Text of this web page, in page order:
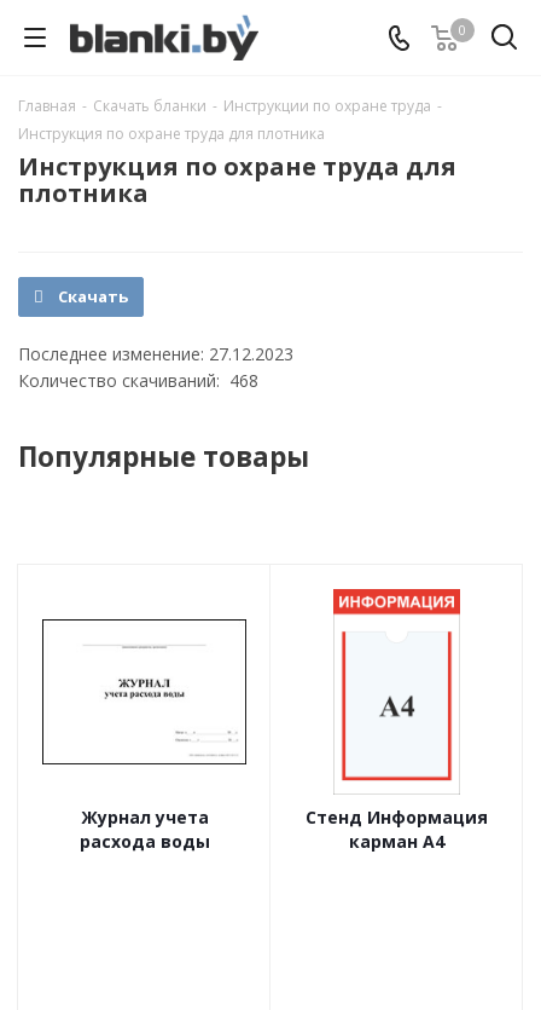
0
Главная - Скачать бланки - Инструкции по охране труда -
Инструкция по охране труда для плотника
Инструкция по охране труда для
плотника
Скачать
Последнее изменение: 27.12.2023
Количество скачиваний: 468
Популярные товары
Журнал учета
расхода воды
Стенд Информация
карман А4